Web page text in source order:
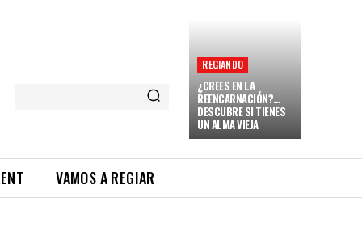
REGIANDO
¿CREES EN LA
REENCARNACIÓN?…
DESCUBRE SI TIENES
UN ALMA VIEJA
VAMOS A REGIAR